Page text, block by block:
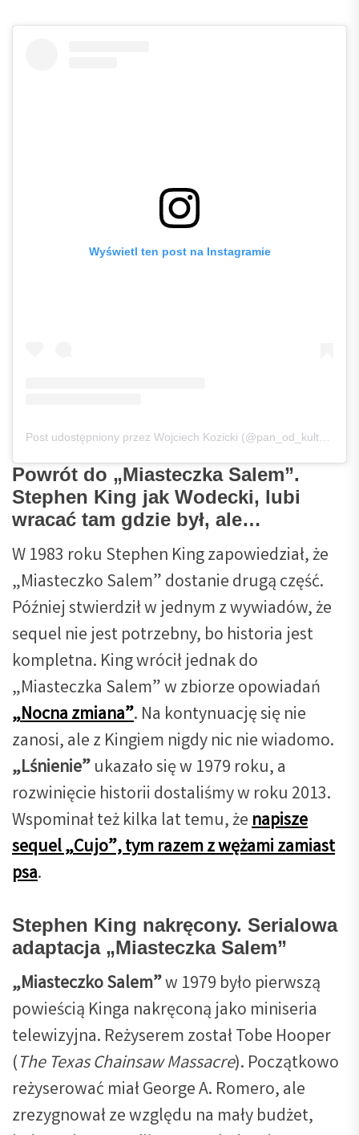
Wyświetl ten post na Instagramie
Powrót do „Miasteczka Salem”.
Stephen King jak Wodecki, lubi
wracać tam gdzie był, ale…
W 1983 roku Stephen King zapowiedział, że
„Miasteczko Salem” dostanie drugą część.
Później stwierdził w jednym z wywiadów, że
sequel nie jest potrzebny, bo historia jest
kompletna. King wrócił jednak do
„Miasteczka Salem” w zbiorze opowiadań
„Nocna zmiana”. Na kontynuację się nie
zanosi, ale z Kingiem nigdy nic nie wiadomo.
„Lśnienie”ukazało się w 1979 roku, a
rozwinięcie historii dostaliśmy w roku 2013.
Wspominał też kilka lat temu, żenapisze
sequel „Cujo”, tym razem z wężami zamiast
psa.
Stephen King nakręcony. Serialowa
adaptacja „Miasteczka Salem”
„Miasteczko Salem”w 1979 było pierwszą
powieścią Kinga nakręconą jako miniseria
telewizyjna. Reżyserem został Tobe Hooper
(The Texas Chainsaw Massacre). Początkowo
reżyserować miał George A. Romero, ale
zrezygnował ze względu na mały budżet,